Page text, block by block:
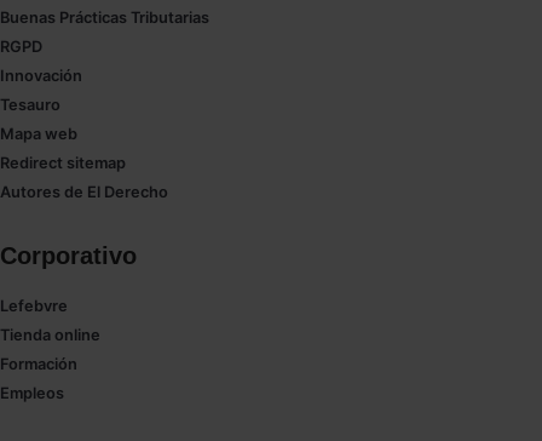
Buenas Prácticas Tributarias
RGPD
Innovación
Tesauro
Mapa web
Redirect sitemap
Autores de El Derecho
Corporativo
Lefebvre
Tienda online
Formación
Empleos